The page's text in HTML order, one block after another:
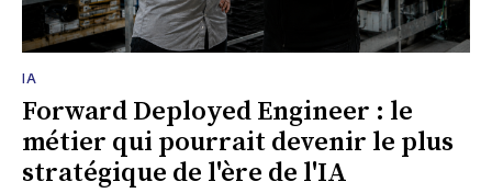
IA
Forward Deployed Engineer : le
métier qui pourrait devenir le plus
stratégique de l'ère de l'IA